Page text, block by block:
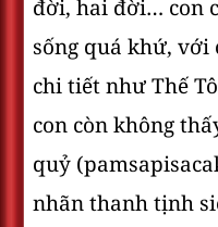
đời, hai đời… con
sống quá khứ, với
chi tiết như Thế
con còn không
quỷ
nhãn thanh tịnh